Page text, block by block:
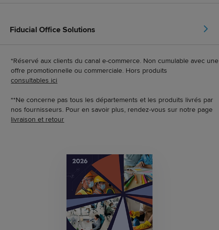
Fiducial Office Solutions
*Réservé aux clients du canal e-commerce. Non cumulable avec une
offre promotionnelle ou commerciale. Hors produits
consultables ici
**Ne concerne pas tous les départements et les produits livrés par
nos fournisseurs. Pour en savoir plus, rendez-vous sur notre page
livraison et retour